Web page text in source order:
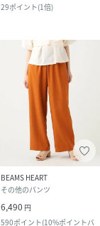
29ポイント(1倍)
BEAMS HEART
その他のパンツ
6,490 円
590ポイント(10%ポイントバ